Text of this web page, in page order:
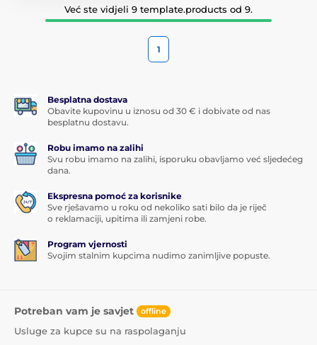
Već ste vidjeli 9 template.products od 9.
1
Besplatna dostava
Obavite kupovinu u iznosu od 30 € i dobivate od nas
besplatnu dostavu.
Robu imamo na zalihi
Svu robu imamo na zalihi, isporuku obavljamo već sljedećeg
dana.
Ekspresna pomoć za korisnike
Sve rješavamo u roku od nekoliko sati bilo da je riječ
o reklamaciji, upitima ili zamjeni robe.
Program vjernosti
Svojim stalnim kupcima nudimo zanimljive popuste.
Potreban vam je savjet offline
Usluge za kupce su na raspolaganju